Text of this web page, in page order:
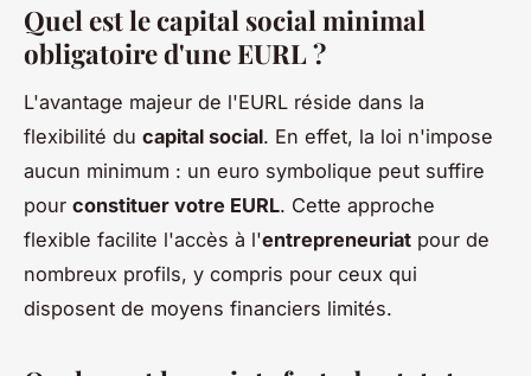
Quel est le capital social minimal
obligatoire d'une EURL ?
L'avantage majeur de l'EURL réside dans la
flexibilité du capital social. En effet, la loi n'impose
aucun minimum : un euro symbolique peut suffire
pour constituer votre EURL. Cette approche
flexible facilite l'accès à l'entrepreneuriat pour de
nombreux profils, y compris pour ceux qui
disposent de moyens financiers limités.